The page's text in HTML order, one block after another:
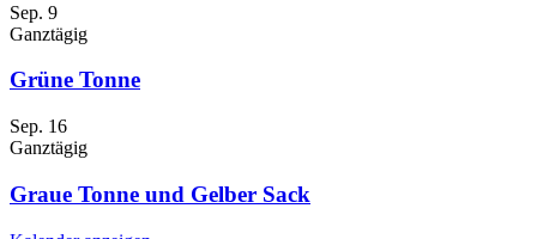
Sep. 9
Ganztägig
Grüne Tonne
Sep. 16
Ganztägig
Graue Tonne und Gelber Sack